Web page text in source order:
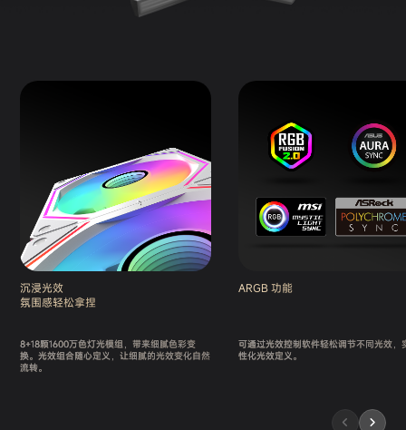
沉浸光效
氛围感轻松拿捏
8+18颗1600万色灯光模组，带来细腻色彩变
换。光效组合随心定义，让细腻的光效变化自然
流转。
ARGB 功能
可通过光效控制软件轻松调节不同光效，
性化光效定义。